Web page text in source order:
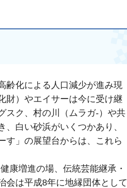
齢化による人口減少が進み現
財）やエイサーは今に受け継
スク、村の川（ムラガ-）や共
白い砂浜がいくつかあり、
す」の展望台からは、これら
康増進の場、伝統芸能継承・
会は平成8年に地縁団体として